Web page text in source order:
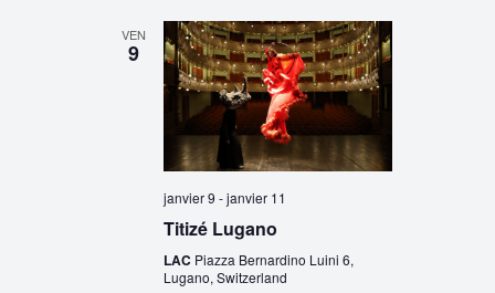
VEN
9
janvier 9 -janvier 11
Titizé Lugano
LAC Piazza Bernardino Luini 6,
Lugano, Switzerland